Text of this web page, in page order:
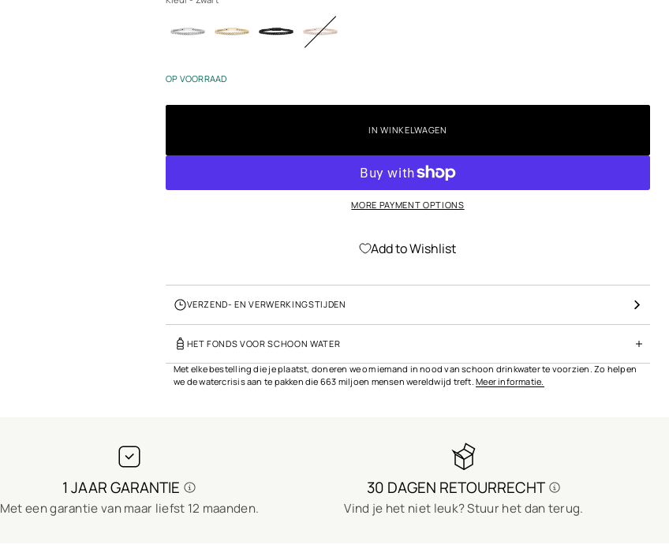
u
Z
t
o
d
OP VOORRAAD
IN WINKELWAGEN
MORE PAYMENT OPTIONS
Add to Wishlist
VERZEND- EN VERWERKINGSTIJDEN
HET FONDS VOOR SCHOON WATER
Met elke bestelling die je plaatst, doneren we om iemand in nood van schoon drinkwater te voorzien. Zo helpen
we de watercrisis aan te pakken die 663 miljoen mensen wereldwijd treft.Meer informatie.
1 JAAR GARANTIE
Met een garantie van maar liefst 12 maanden.
30 DAGEN RETOURRECHT
Vind je het niet leuk? Stuur het dan terug.